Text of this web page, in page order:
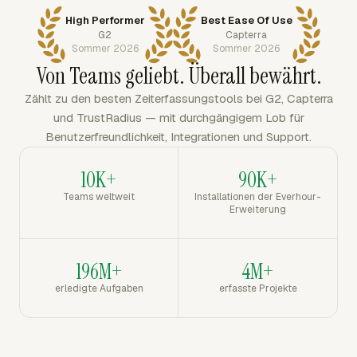
High Performer
G2
Sommer 2026
Best Ease Of Use
Capterra
Sommer 2026
Von Teams geliebt. Überall bewährt.
Zählt zu den besten Zeiterfassungstools bei G2, Capterra
und TrustRadius — mit durchgängigem Lob für
Benutzerfreundlichkeit, Integrationen und Support.
10K+
Teams weltweit
90K+
Installationen der Everhour-
Erweiterung
196M+
erledigte Aufgaben
4M+
erfasste Projekte